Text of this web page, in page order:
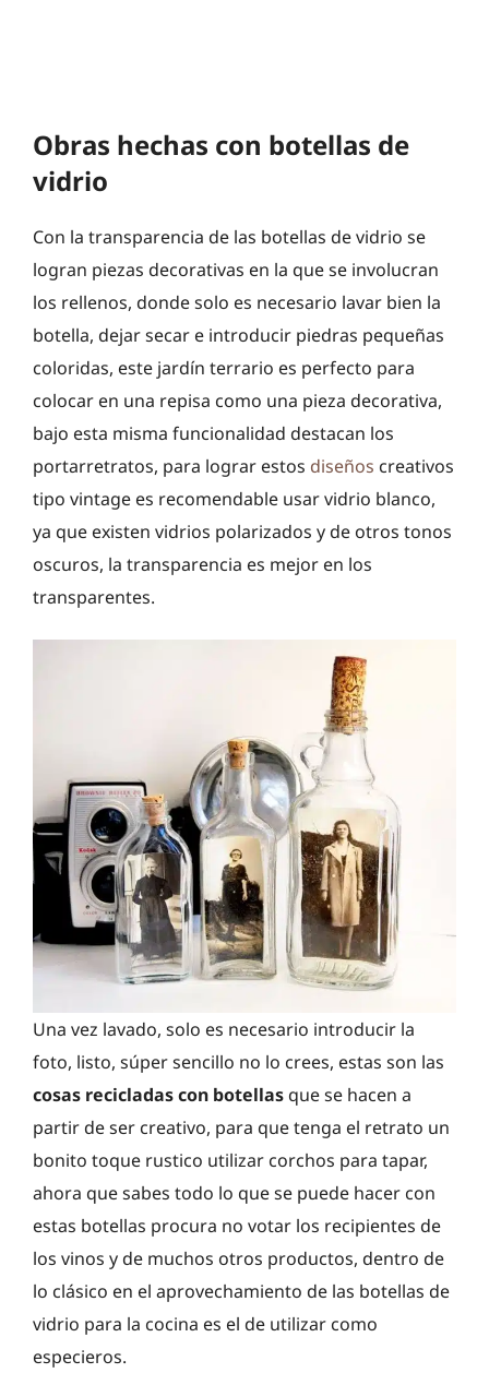
Obras hechas con botellas de
vidrio
Con la transparencia de las botellas de vidrio se
logran piezas decorativas en la que se involucran
los rellenos, donde solo es necesario lavar bien la
botella, dejar secar e introducir piedras pequeñas
coloridas, este jardín terrario es perfecto para
colocar en una repisa como una pieza decorativa,
bajo esta misma funcionalidad destacan los
portarretratos, para lograr estos diseños creativos
tipo vintage es recomendable usar vidrio blanco,
ya que existen vidrios polarizados y de otros tonos
oscuros, la transparencia es mejor en los
transparentes.
Una vez lavado, solo es necesario introducir la
foto, listo, súper sencillo no lo crees, estas son las
cosas recicladas con botellas que se hacen a
partir de ser creativo, para que tenga el retrato un
bonito toque rustico utilizar corchos para tapar,
ahora que sabes todo lo que se puede hacer con
estas botellas procura no votar los recipientes de
los vinos y de muchos otros productos, dentro de
lo clásico en el aprovechamiento de las botellas de
vidrio para la cocina es el de utilizar como
especieros.